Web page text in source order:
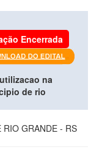
Encerrada
na
de rio
RIO GRANDE - RS